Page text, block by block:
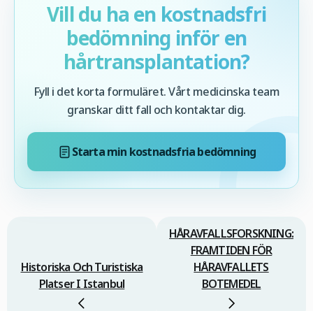
Vill du ha en kostnadsfri
bedömning inför en
hårtransplantation?
Fyll i det korta formuläret. Vårt medicinska team
granskar ditt fall och kontaktar dig.
Starta min kostnadsfria bedömning
Historiska Och Turistiska
Platser I Istanbul
HÅRAVFALLSFORSKNING:
FRAMTIDEN FÖR
HÅRAVFALLETS
BOTEMEDEL